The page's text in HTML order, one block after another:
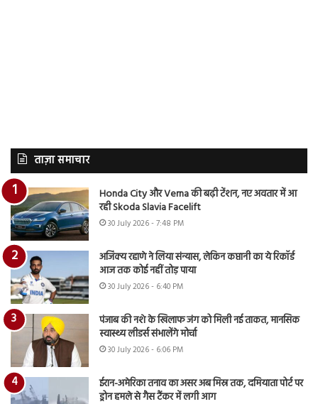
ताज़ा समाचार
Honda City और Verna की बढ़ी टेंशन, नए अवतार में आ
रही Skoda Slavia Facelift
30 July 2026 - 7:48 PM
अजिंक्य रहाणे ने लिया संन्यास, लेकिन कप्तानी का ये रिकॉर्ड
आज तक कोई नहीं तोड़ पाया
30 July 2026 - 6:40 PM
पंजाब की नशे के खिलाफ जंग को मिली नई ताकत, मानसिक
स्वास्थ्य लीडर्स संभालेंगे मोर्चा
30 July 2026 - 6:06 PM
ईरान-अमेरिका तनाव का असर अब मिस्र तक, दमियाता पोर्ट पर
ड्रोन हमले से गैस टैंकर में लगी आग